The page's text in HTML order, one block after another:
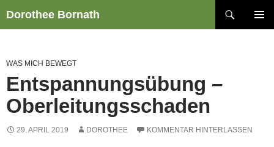
Inhalt
Dorothee Bornath
WAS MICH BEWEGT
Entspannungsübung –
Oberleitungsschaden
29. APRIL 2019 DOROTHEE KOMMENTAR HINTERLASSEN